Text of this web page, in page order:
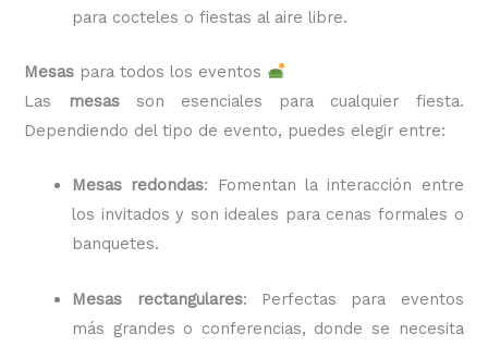
para cocteles o fiestas al aire libre.
Mesas para todos los eventos
Las
mesasson esenciales para cualquier fiesta.
Dependiendo del tipo de evento, puedes elegir entre:
Mesas redondas: Fomentan la interacción entre
los invitados y son ideales para cenas formales o
banquetes.
Mesas rectangulares: Perfectas para eventos
más grandes o conferencias, donde se necesita